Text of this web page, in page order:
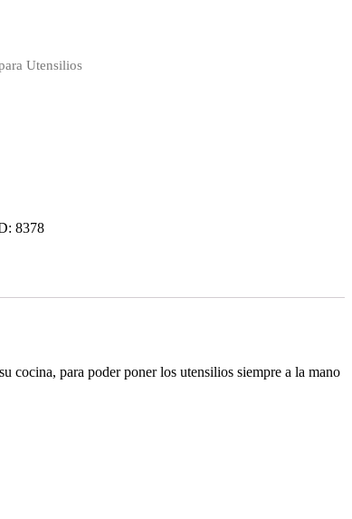
Utensilios
8378
cocina, para poder poner los utensilios siempre a la mano